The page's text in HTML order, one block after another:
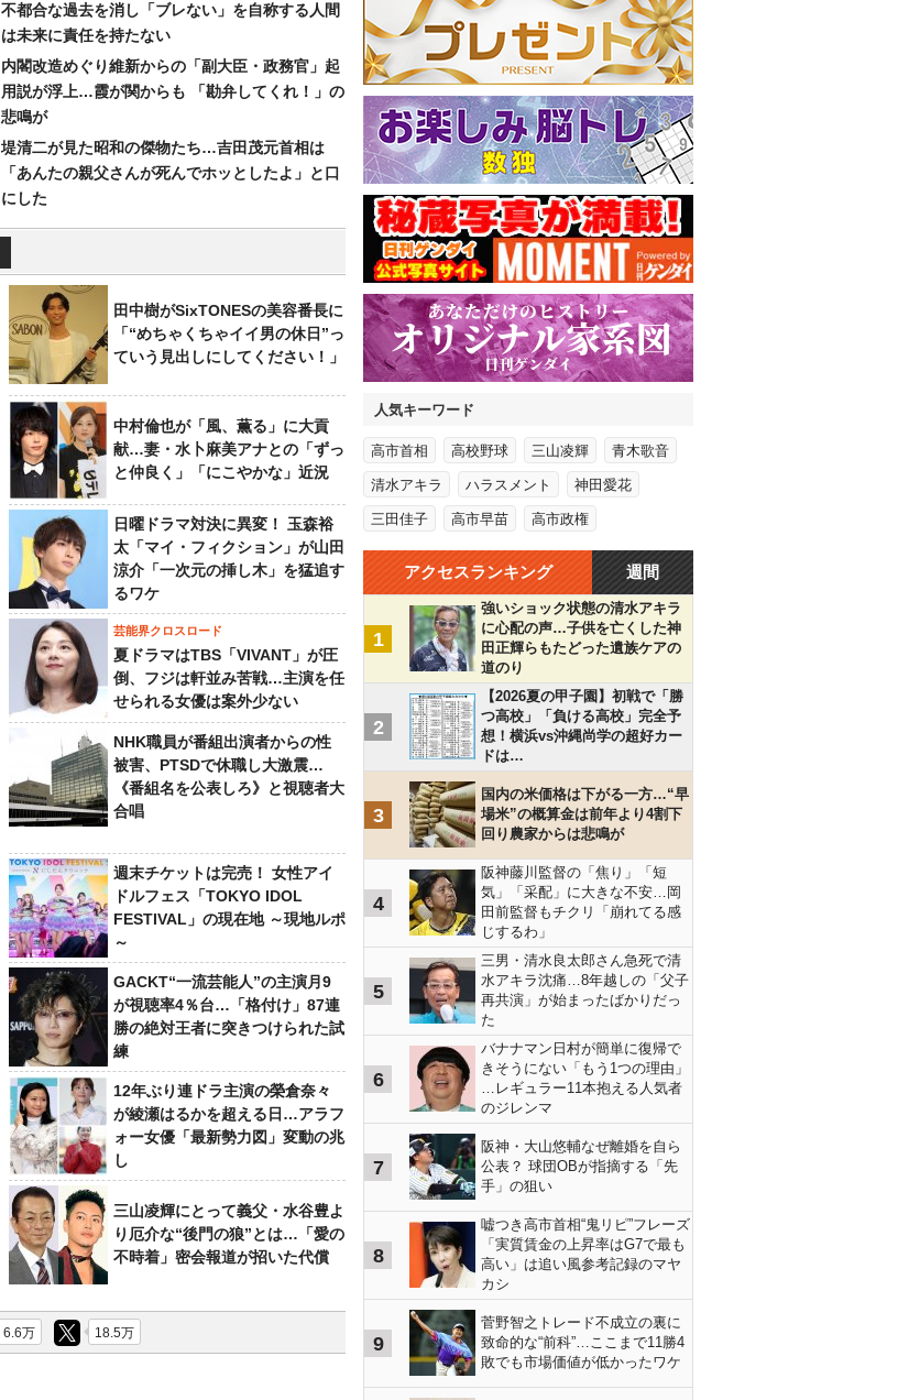
不都合な過去を消し「ブレない」を自称する人間
は未来に責任を持たない
内閣改造めぐり維新からの「副大臣・政務官」起
用説が浮上…霞が関からも 「勘弁してくれ！」の
悲鳴が
堤清二が見た昭和の傑物たち…吉田茂元首相は
「あんたの親父さんが死んでホッとしたよ」と口
にした
田中樹がSixTONESの美容番長に
「“めちゃくちゃイイ男の休日”っ
ていう見出しにしてください！」
中村倫也が「風、薫る」に大貢
献…妻・水卜麻美アナとの「ずっ
と仲良く」「にこやかな」近況
日曜ドラマ対決に異変！ 玉森裕
太「マイ・フィクション」が山田
涼介「一次元の挿し木」を猛追す
るワケ
芸能界クロスロード
夏ドラマはTBS「VIVANT」が圧
倒、フジは軒並み苦戦…主演を任
せられる女優は案外少ない
NHK職員が番組出演者からの性
被害、PTSDで休職し大激震…
《番組名を公表しろ》と視聴者大
合唱
週末チケットは完売！ 女性アイ
ドルフェス「TOKYO IDOL
FESTIVAL」の現在地 ～現地ルポ
～
GACKT“一流芸能人”の主演月9
が視聴率4％台…「格付け」87連
勝の絶対王者に突きつけられた試
練
12年ぶり連ドラ主演の榮倉奈々
が綾瀬はるかを超える日…アラフ
ォー女優「最新勢力図」変動の兆
し
三山凌輝にとって義父・水谷豊よ
り厄介な“後門の狼”とは…「愛の
不時着」密会報道が招いた代償
6.6万 18.5万
人気キーワード
高市首相 高校野球 三山凌輝 青木歌音
清水アキラ ハラスメント 神田愛花
三田佳子 高市早苗 高市政権
アクセスランキング 週間
1
強いショック状態の清水アキラ
に心配の声…子供を亡くした神
田正輝らもたどった遺族ケアの
道のり
2
【2026夏の甲子園】初戦で「勝
つ高校」「負ける高校」完全予
想！横浜vs沖縄尚学の超好カー
ドは…
3
国内の米価格は下がる一方…“早
場米”の概算金は前年より4割下
回り農家からは悲鳴が
4
阪神藤川監督の「焦り」「短
気」「采配」に大きな不安…岡
田前監督もチクリ「崩れてる感
じするわ」
5
三男・清水良太郎さん急死で清
水アキラ沈痛…8年越しの「父子
再共演」が始まったばかりだっ
た
6
バナナマン日村が簡単に復帰で
きそうにない「もう1つの理由」
…レギュラー11本抱える人気者
のジレンマ
7
阪神・大山悠輔なぜ離婚を自ら
公表？ 球団OBが指摘する「先
手」の狙い
8
嘘つき高市首相“鬼リピ”フレーズ
「実質賃金の上昇率はG7で最も
高い」は追い風参考記録のマヤ
カシ
9
菅野智之トレード不成立の裏に
致命的な“前科”…ここまで11勝4
敗でも市場価値が低かったワケ